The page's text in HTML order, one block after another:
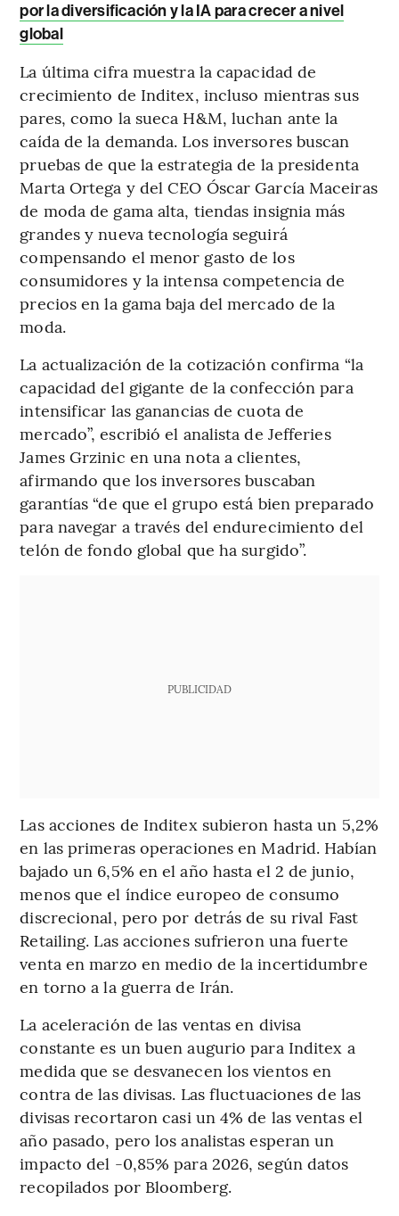
por la diversificación y la IA para crecer a nivel
global
La última cifra muestra la capacidad de
crecimiento de Inditex, incluso mientras sus
pares, como la sueca H&M, luchan ante la
caída de la demanda. Los inversores buscan
pruebas de que la estrategia de la presidenta
Marta Ortega y del CEO Óscar García Maceiras
de moda de gama alta, tiendas insignia más
grandes y nueva tecnología seguirá
compensando el menor gasto de los
consumidores y la intensa competencia de
precios en la gama baja del mercado de la
moda.
La actualización de la cotización confirma “la
capacidad del gigante de la confección para
intensificar las ganancias de cuota de
mercado”, escribió el analista de Jefferies
James Grzinic en una nota a clientes,
afirmando que los inversores buscaban
garantías “de que el grupo está bien preparado
para navegar a través del endurecimiento del
telón de fondo global que ha surgido”.
PUBLICIDAD
Las acciones de Inditex subieron hasta un 5,2%
en las primeras operaciones en Madrid. Habían
bajado un 6,5% en el año hasta el 2 de junio,
menos que el índice europeo de consumo
discrecional, pero por detrás de su rival Fast
Retailing. Las acciones sufrieron una fuerte
venta en marzo en medio de la incertidumbre
en torno a la guerra de Irán.
La aceleración de las ventas en divisa
constante es un buen augurio para Inditex a
medida que se desvanecen los vientos en
contra de las divisas. Las fluctuaciones de las
divisas recortaron casi un 4% de las ventas el
año pasado, pero los analistas esperan un
impacto del -0,85% para 2026, según datos
recopilados por Bloomberg.